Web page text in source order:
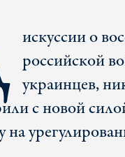
искуссии о
российской
украинцев,
с новой
на